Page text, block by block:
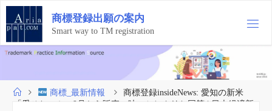
コ
テ
ン
ツ
ス
商標登録出願の案内
Smart way to TM registration
ホ
ー
商標_最新情報
商標登録insideNews: 愛知の新米
「愛ひとつぶ」9月から販売 味コシヒカリと同等 | 日本経済新